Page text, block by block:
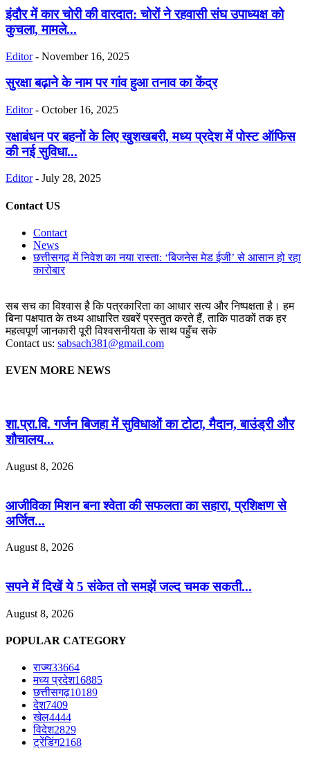
इंदौर में कार चोरी की वारदात: चोरों ने रहवासी संघ उपाध्यक्ष को
कुचला, मामले...
Editor - November 16, 2025
सुरक्षा बढ़ाने के नाम पर गांव हुआ तनाव का केंद्र
Editor - October 16, 2025
रक्षाबंधन पर बहनों के लिए खुशखबरी, मध्य प्रदेश में पोस्ट ऑफिस
की नई सुविधा...
Editor - July 28, 2025
Contact US
Contact
News
छत्तीसगढ़ में निवेश का नया रास्ता: ‘बिजनेस मेड ईजी’ से आसान हो रहा
कारोबार
सब सच का विश्वास है कि पत्रकारिता का आधार सत्य और निष्पक्षता है। हम
बिना पक्षपात के तथ्य आधारित खबरें प्रस्तुत करते हैं, ताकि पाठकों तक हर
महत्वपूर्ण जानकारी पूरी विश्वसनीयता के साथ पहुँच सके
Contact us: sabsach381@gmail.com
EVEN MORE NEWS
शा.प्रा.वि. गर्जन बिजहा में सुविधाओं का टोटा, मैदान, बाउंड्री और
शौचालय...
August 8, 2026
आजीविका मिशन बना श्वेता की सफलता का सहारा, प्रशिक्षण से
अर्जित...
August 8, 2026
सपने में दिखें ये 5 संकेत तो समझें जल्द चमक सकती...
August 8, 2026
POPULAR CATEGORY
राज्य33664
मध्य प्रदेश16885
छत्तीसगढ़10189
देश7409
खेल4444
विदेश2829
ट्रेंडिंग2168